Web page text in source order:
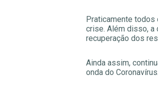
Praticamente todos
crise. Além disso, a
recuperação dos
Ainda assim,
onda do